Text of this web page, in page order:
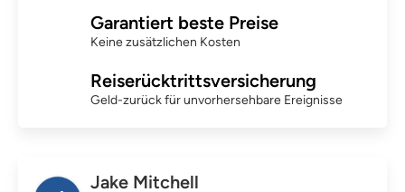
Garantiert beste Preise
Keine zusätzlichen Kosten
Reiserücktrittsversicherung
Geld-zurück für unvorhersehbare Ereignisse
Jake Mitchell